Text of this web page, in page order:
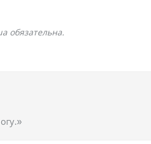
обязательна.